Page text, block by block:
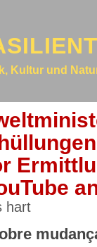
Kultur und
hart